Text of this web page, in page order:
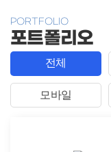
PORTFOLIO
포트폴리오
전체
모바일